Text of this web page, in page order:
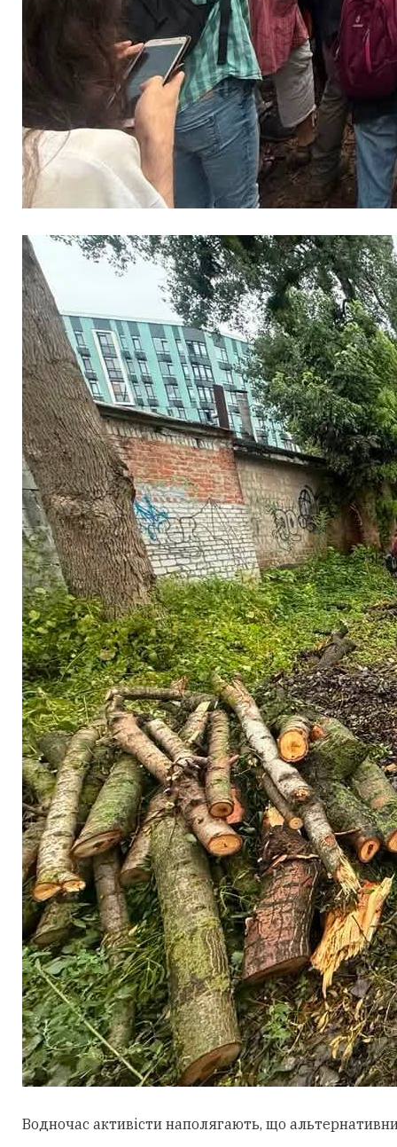
Водночас активісти наполягають, що